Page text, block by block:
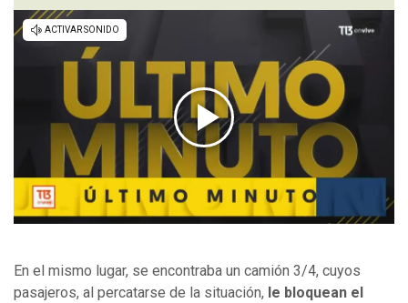
En el mismo lugar, se encontraba un camión 3/4, cuyos
pasajeros, al percatarse de la situación, le bloquean el